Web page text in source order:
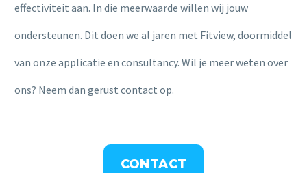
effectiviteit aan. In die meerwaarde willen wij jouw
ondersteunen. Dit doen we al jaren met Fitview, doormiddel
van onze applicatie en consultancy. Wil je meer weten over
ons? Neem dan gerust contact op.
CONTACT